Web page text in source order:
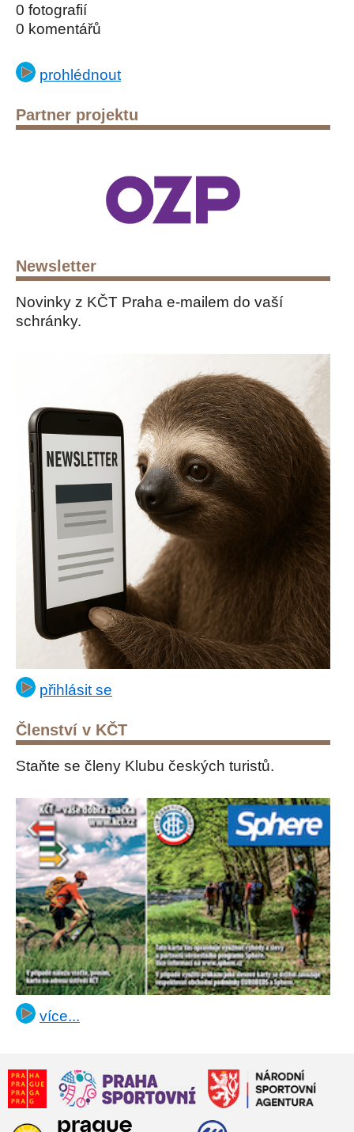
0 fotografií
0 komentářů
prohlédnout
Partner projektu
Newsletter
Novinky z KČT Praha e-mailem do vaší
schránky.
přihlásit se
Členství v KČT
Staňte se členy Klubu českých turistů.
více...